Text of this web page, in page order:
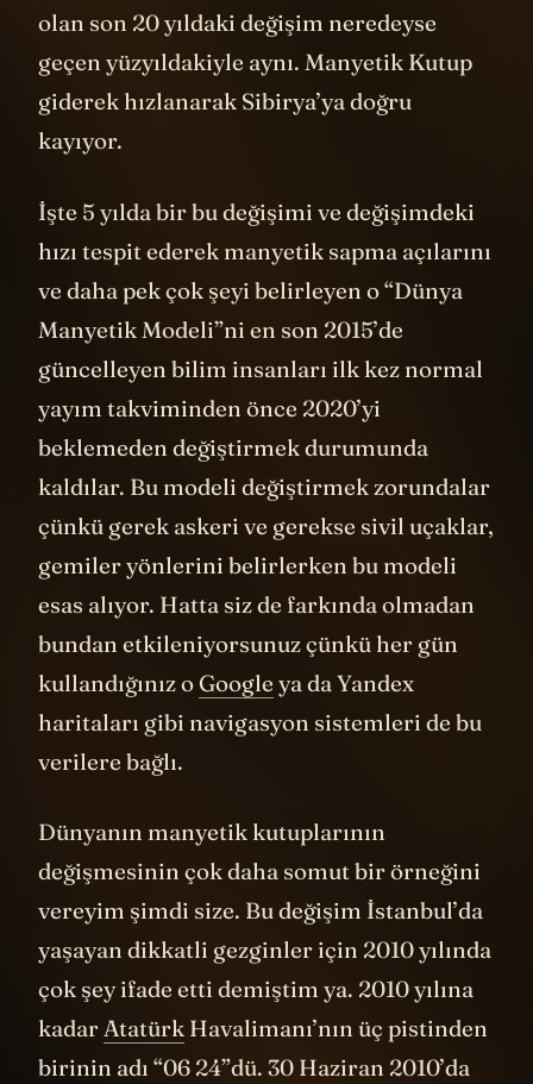
olan son 20 yıldaki değişim neredeyse
geçen yüzyıldakiyle aynı. Manyetik Kutup
giderek hızlanarak Sibirya’ya doğru
kayıyor.
İşte 5 yılda bir bu değişimi ve değişimdeki
hızı tespit ederek manyetik sapma açılarını
ve daha pek çok şeyi belirleyen o “Dünya
Manyetik Modeli”ni en son 2015’de
güncelleyen bilim insanları ilk kez normal
yayım takviminden önce 2020’yi
beklemeden değiştirmek durumunda
kaldılar. Bu modeli değiştirmek zorundalar
çünkü gerek askeri ve gerekse sivil uçaklar,
gemiler yönlerini belirlerken bu modeli
esas alıyor. Hatta siz de farkında olmadan
bundan etkileniyorsunuz çünkü her gün
kullandığınız oGoogle ya da Yandex
haritaları gibi navigasyon sistemleri de bu
verilere bağlı.
Dünyanın manyetik kutuplarının
değişmesinin çok daha somut bir örneğini
vereyim şimdi size. Bu değişim İstanbul’da
yaşayan dikkatli gezginler için 2010 yılında
çok şey ifade etti demiştim ya. 2010 yılına
kadarAtatürk Havalimanı’nın üç pistinden
birinin adı “06 24”dü. 30 Haziran 2010’da